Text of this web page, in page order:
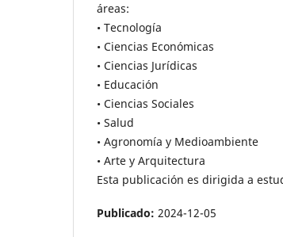
áreas:
• Tecnología
• Ciencias Económicas
• Ciencias Jurídicas
• Educación
• Ciencias Sociales
• Salud
• Agronomía y Medioambiente
• Arte y Arquitectura
Esta publicación es dirigida a
Publicado: 2024-12-05